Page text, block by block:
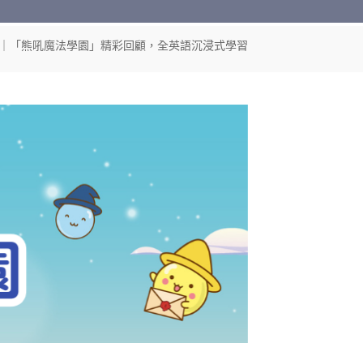
「熊吼魔法學園」精彩回顧，全英語沉浸式學習